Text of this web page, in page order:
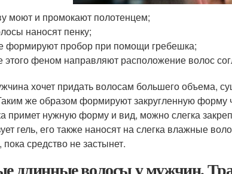
моют и промокают полотенцем;
наносят пенку;
формируют пробор при помощи гребешка;
этого феном направляют расположение волос
хочет придать волосам большего объема,
же образом формируют закругленную форму
примет нужную форму и вид, можно слегка
гель, его также наносят на слегка влажные
пока средство не застынет.